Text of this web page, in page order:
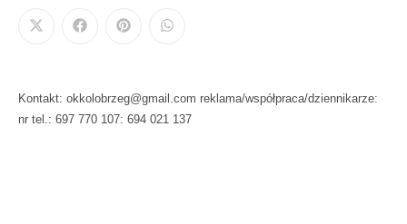
Kontakt: okkolobrzeg@gmail.com reklama/współpraca/dziennikarze:
nr tel.: 697 770 107: 694 021 137